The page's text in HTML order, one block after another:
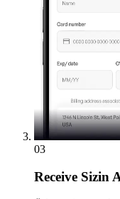
03
Receive Sizin